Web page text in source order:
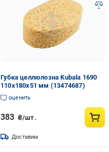
Губка целлюлозна Kubala 1690
110х180х51 мм (13474687)
оценить
383 ₴/шт.
Доставим